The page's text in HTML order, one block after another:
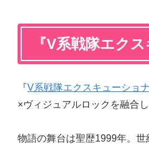
『V系戦隊エク
『V系戦隊エクスキューショ
×ヴィジュアルロックを融合
物語の舞台は聖歴1999年。